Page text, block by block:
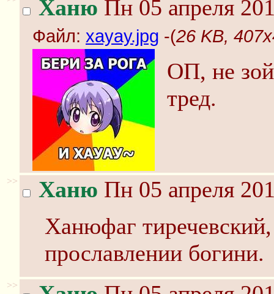
Ханю Пн 05 апреля
Файл: хауау.jpg -(26 KB,
ОП, не
тред.
>> Ханю Пн 05 апреля
Ханюфаг
прославлении богини.
>>